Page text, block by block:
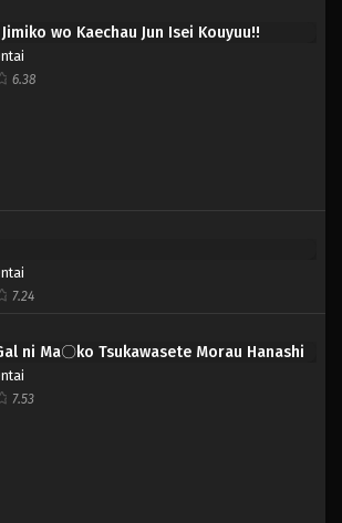
wo Kaechau Jun Isei Kouyuu!!
6.38
7.24
ni Ma〇ko Tsukawasete Morau Hanashi
7.53